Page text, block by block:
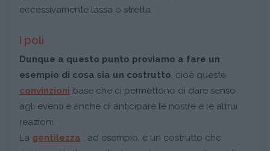
eccessivamente lassa o stretta.
I poli
Dunque a questo punto proviamo a fare un
esempio di cosa sia un costrutto , cioè queste
convinzioni base che ci permettono di dare senso
agli eventi e anche di anticipare le nostre e le altrui
reazioni.
La gentilezza , ad esempio, è un costrutto che